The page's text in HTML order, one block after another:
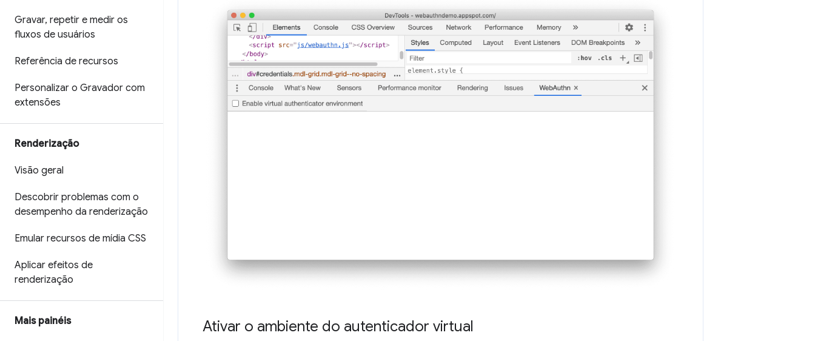
Gravar, repetir e medir os
fluxos de usuários
Referência de recursos
Personalizar o Gravador com
extensões
Renderização
Visão geral
Descobrir problemas com o
desempenho da renderização
Emular recursos de mídia CSS
Aplicar efeitos de
renderização
Mais painéis Ativar o ambiente do autenticador virtual